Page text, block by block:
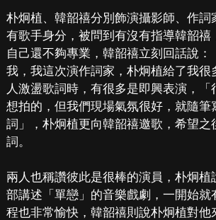
朴炯植、韓韶禧分別飾演攝影師、作詞
有歌手身分，被問到有沒有指導韓韶禧
自己還不夠專業，韓韶禧立刻回話說：
我，我這次演作詞家，朴炯植給了我很
人激盪歌詞時，有很多是即興表演，「
想拍的，但我們現場氣氛很好，就隨筆
詞」，朴炯植更向韓韶禧邀歌，希望之
詞。
兩人也稱讚彼此是很棒的演員，朴炯植
部講述「單戀」的音樂戲劇，一開始就
程也非常愉快，韓韶禧則說朴炯植對他